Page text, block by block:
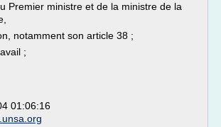
Premier ministre et de la ministre de la
notamment son article 38 ;
;
01:06:16